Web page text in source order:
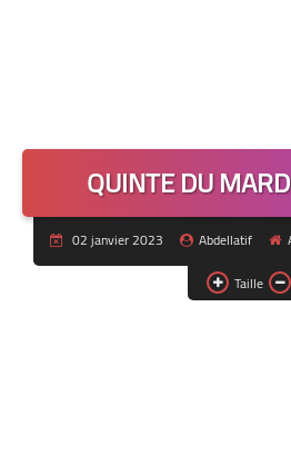
QUINTE DU
02 janvier 2023 Abdellatif
Taille